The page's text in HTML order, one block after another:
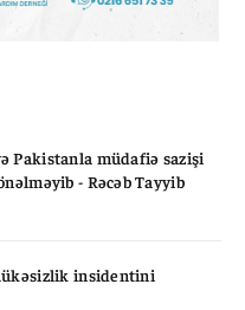
Pakistanla müdafiə sazişi
- Rəcəb Tayyib
insidentini